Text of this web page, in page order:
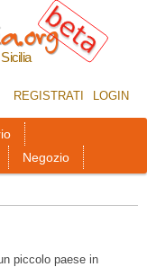
REGISTRATI LOGIN
Negozio
piccolo paese in